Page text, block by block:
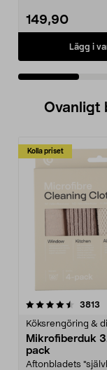
149,90
Lägg i
Ovanligt
Kolla priset
3813
Köksrengöring &
Mikrofiberduk
pack
Aftonbladets
4.0av 5